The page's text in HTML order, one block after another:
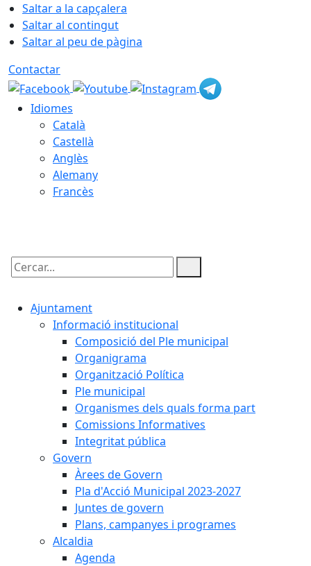
Saltar a la capçalera
Saltar al contingut
Saltar al peu de pàgina
Contactar
Idiomes
Català
Castellà
Anglès
Alemany
Francès
Cercar:
Ajuntament
Informació institucional
Composició del Ple municipal
Organigrama
Organització Política
Ple municipal
Organismes dels quals forma part
Comissions Informatives
Integritat pública
Govern
Àrees de Govern
Pla d'Acció Municipal 2023-2027
Juntes de govern
Plans, campanyes i programes
Alcaldia
Agenda